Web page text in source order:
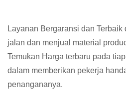
Layanan Bergaransi dan
jalan dan menjual material
Temukan Harga terbaru pada
dalam memberikan pekerja
penangananya.